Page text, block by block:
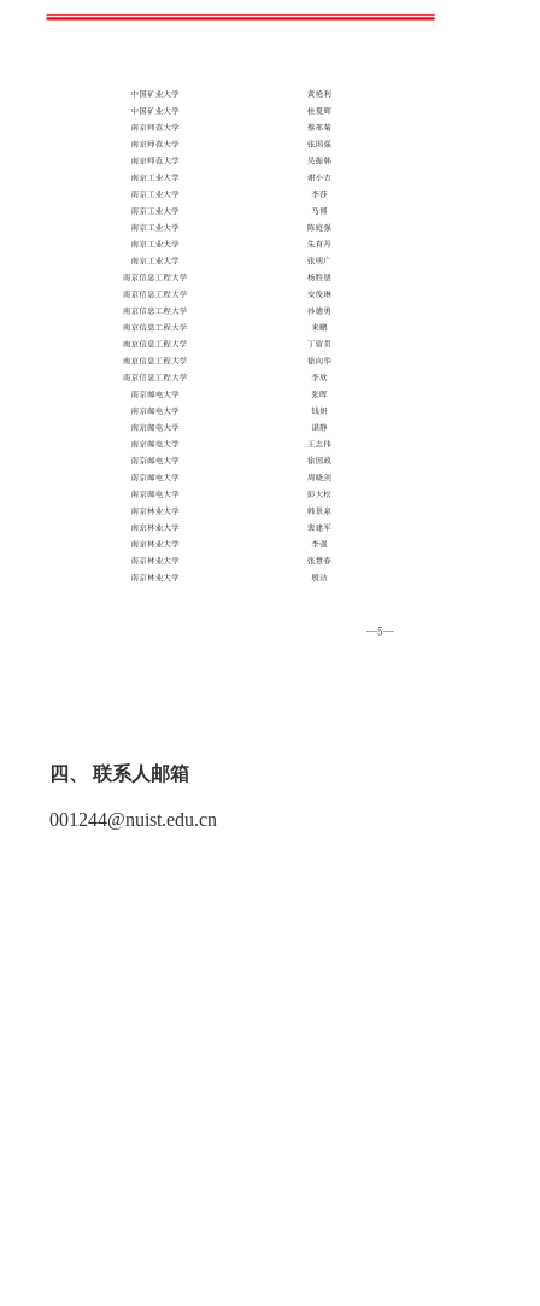
四、 联系人邮箱
001244@nuist.edu.cn